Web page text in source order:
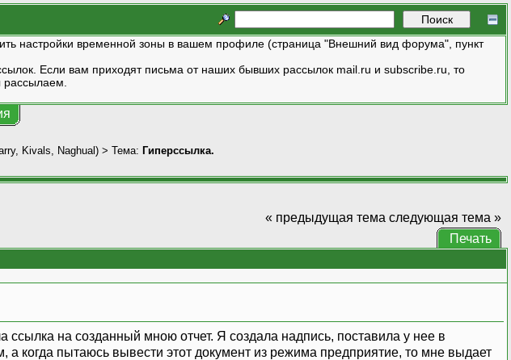
настройки временной зоны в вашем профиле (страница "Внешний вид форума", пункт
Если вам приходят письма от наших бывших рассылок mail.ru и subscribe.ru, то
рассылаем.
, Kivals Naghual) > Тема: Гиперссылка.
« предыдущая тема следующая тема »
Печать
на созданный мною отчет. Я создала надпись, поставила у нее в
а когда пытаюсь вывести этот документ из режима предприятие, то мне выдает